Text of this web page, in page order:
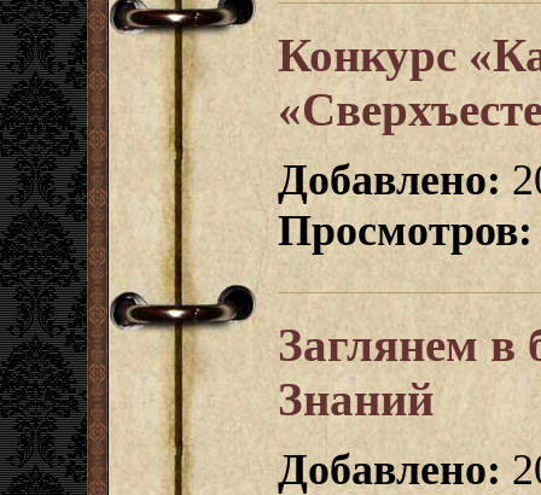
Конкурс
Добавлено:
Просмотров:
Заглянем в
Знаний
Добавлено: